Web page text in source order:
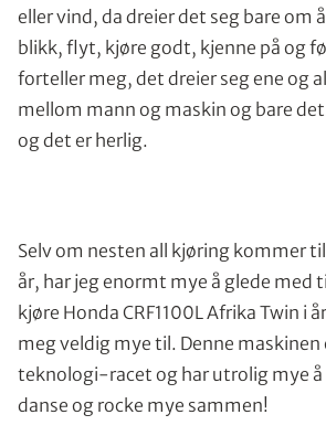
eller vind, da dreier det seg bare om
blikk, flyt, kjøre godt, kjenne på og
forteller meg, det dreier seg ene og
mellom mann og maskin og bare
og det er herlig.
Selv om nesten all kjøring kommer
år, har jeg enormt mye å glede med
kjøre Honda CRF1100L Afrika Twin i
meg veldig mye til. Denne
teknologi-racet og har utrolig mye å
danse og rocke mye sammen!